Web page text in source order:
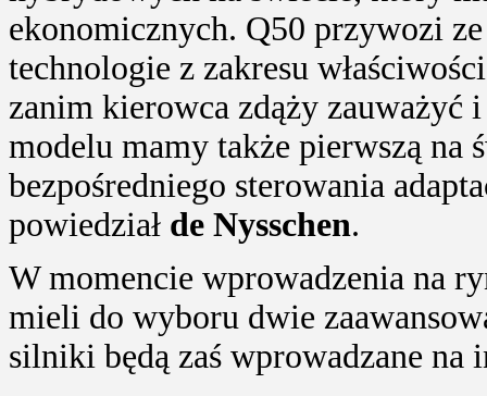
ekonomicznych. Q50 przywozi
technologie z zakresu
zanim kierowca zdąży zauważyć
modelu mamy także pierwszą na
bezpośredniego sterowania
powiedział de Nysschen.
W momencie wprowadzenia na
mieli do wyboru dwie
silniki będą zaś wprowadzane